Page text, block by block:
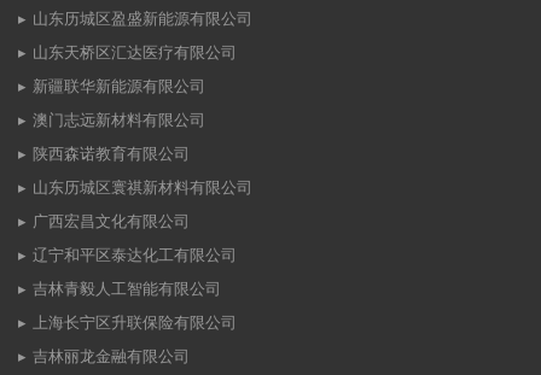
山东历城区盈盛新能源有限公司
山东天桥区汇达医疗有限公司
新疆联华新能源有限公司
澳门志远新材料有限公司
陕西森诺教育有限公司
山东历城区寰祺新材料有限公司
广西宏昌文化有限公司
辽宁和平区泰达化工有限公司
吉林青毅人工智能有限公司
上海长宁区升联保险有限公司
吉林丽龙金融有限公司